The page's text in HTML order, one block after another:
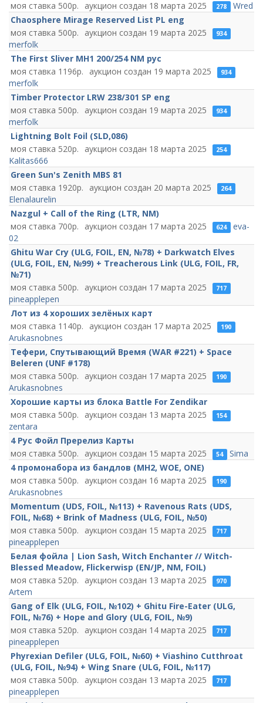
500
18 марта 2025 278
Wred
Chaosphere Mirage Reserved List PL eng
500
19 марта 2025 934
merfolk
The First Sliver MH1 200/254 NM рус
1196
19 марта 2025 934
merfolk
Timber Protector LRW 238/301 SP eng
500
19 марта 2025 934
merfolk
Lightning Bolt Foil (SLD,086)
520
18 марта 2025 254
Kalitas666
Green Sun's Zenith MBS 81
1920
20 марта 2025 264
Elenalaurelin
Nazgul + Call of the Ring (LTR, NM)
700
17 марта 2025 624
eva-
02
Ghitu War Cry (ULG, FOIL, EN, №78) + Darkwatch Elves
(ULG, FOIL, EN, №99) + Treacherous Link (ULG, FOIL, FR,
№71)
500
17 марта 2025 717
pineapplepen
Лот из 4 хороших зелёных карт
1140
17 марта 2025 190
Arukasnobnes
Тефери, Спутывающий Время (WAR #221) + Space
Beleren (UNF #178)
500
17 марта 2025 190
Arukasnobnes
Хорошие карты из блока Battle For Zendikar
500
13 марта 2025 154
zentara
4 Рус Фойл Пререлиз Карты
500
15 марта 2025 54
Sima
4 промонабора из бандлов (MH2, WOE, ONE)
500
16 марта 2025 190
Arukasnobnes
Momentum (UDS, FOIL, №113) + Ravenous Rats (UDS,
FOIL, №68) + Brink of Madness (ULG, FOIL, №50)
500
15 марта 2025 717
pineapplepen
Белая фойла | Lion Sash, Witch Enchanter // Witch-
Blessed Meadow, Flickerwisp (EN/JP, NM, FOIL)
520
13 марта 2025 970
Artem
Gang of Elk (ULG, FOIL, №102) + Ghitu Fire-Eater (ULG,
FOIL, №76) + Hope and Glory (ULG, FOIL, №9)
520
14 марта 2025 717
pineapplepen
Phyrexian Defiler (ULG, FOIL, №60) + Viashino Cutthroat
(ULG, FOIL, №94) + Wing Snare (ULG, FOIL, №117)
500
13 марта 2025 717
pineapplepen